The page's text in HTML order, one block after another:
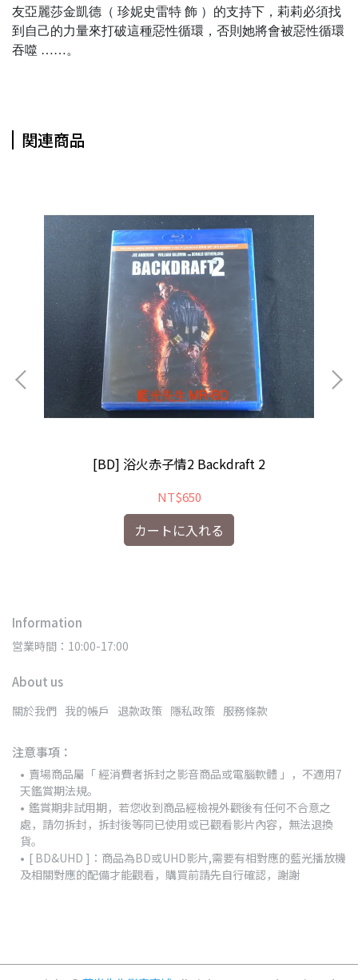
友亞麗莎金凱德（ 珍妮史雷特 飾 ）的支持下，莉莉必須找
到自己的力量來打破這種惡性循環，否則她將會被惡性循環
吞噬 ……。
関連商品
[BD] 浴火赤子情2 Backdraft 2
NT$650
カートに入れる
Information
営業時間：10:00-17:00
About us
關於我們 我的帳戶 退款政策 隱私政策 服務條款
注意事項：
賣場商品屬「 經消費者拆封之影音商品或電腦軟體 」，不適用7
天鑑賞期法規。
鑑賞期非試用期，若您收到商品經檢視外觀後有任何不合意之
處，請勿拆封，拆封後等同已使用或已觀看影片內容，無法退換
貨。
[ BD&UHD ]：商品為BD或UHD影片,需要有相對應的藍光播放機
及相關對應的配備才能觀看，購買前請先自行確認，謝謝